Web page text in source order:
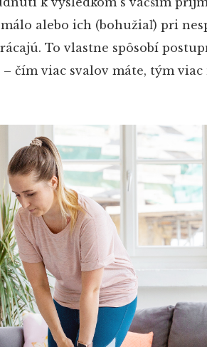
alebo ich (bohužiaľ) pri
To vlastne spôsobí
čím viac svalov máte, tým viac